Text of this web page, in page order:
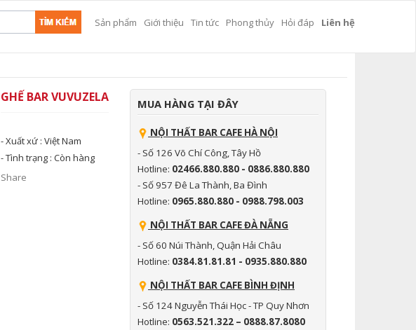
Sản phẩm Giới thiệu Tin tức Phong thủy Hỏi đáp Liên hệ
GHẾ BAR VUVUZELA
- Xuất xứ : Việt Nam
- Tình trạng : Còn hàng
Share
MUA HÀNG TẠI ĐÂY
NỘI THẤT BAR CAFE HÀ NỘI
- Số 126 Võ Chí Công, Tây Hồ
Hotline: 02466.880.880 - 0886.880.880
- Số 957 Đê La Thành, Ba Đình
Hotline: 0965.880.880 - 0988.798.003
NỘI THẤT BAR CAFE ĐÀ NẴNG
- Số 60 Núi Thành, Quận Hải Châu
Hotline: 0384.81.81.81 - 0935.880.880
NỘI THẤT BAR CAFE BÌNH ĐỊNH
- Số 124 Nguyễn Thái Học - TP Quy Nhơn
Hotline: 0563.521.322 – 0888.87.8080